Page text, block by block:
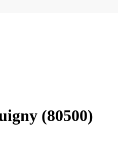
(80500)